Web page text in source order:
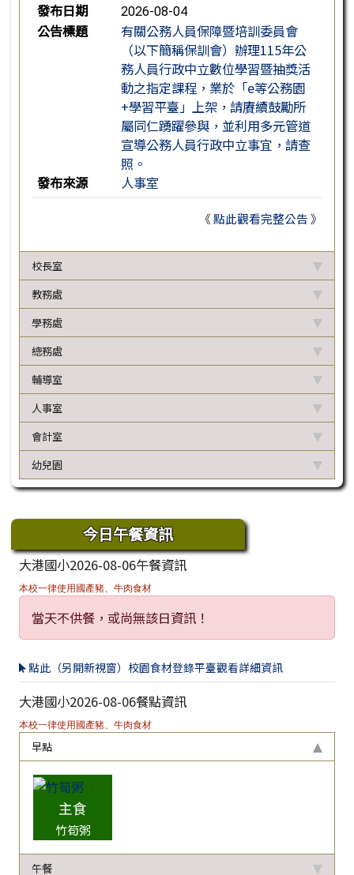
發布日期
2026-08-04
公告標題
有關公務人員保障暨培訓委員會
（以下簡稱保訓會）辦理115年公
務人員行政中立數位學習暨抽獎活
動之指定課程，業於「e等公務園
+學習平臺」上架，請賡續鼓勵所
屬同仁踴躍參與，並利用多元管道
宣導公務人員行政中立事宜，請查
照。
發布來源
人事室
《點此觀看完整公告》
校長室
教務處
學務處
總務處
輔導室
人事室
會計室
幼兒園
下中區域內容
今日午餐資訊
大港國小2026-08-06午餐資訊
本校一律使用國產豬、牛肉食材
當天不供餐，或尚無該日資訊！
點此（另開新視窗）校園食材登錄平臺觀看詳細資訊
大港國小2026-08-06餐點資訊
本校一律使用國產豬、牛肉食材
早點
主食
竹筍粥
午餐